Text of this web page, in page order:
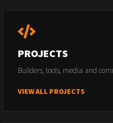
PROJECTS
Builders, tools, media and
VIEW ALL PROJECTS